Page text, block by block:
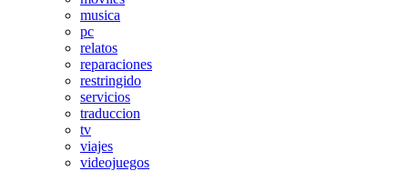
musica
pc
relatos
reparaciones
restringido
servicios
traduccion
tv
viajes
videojuegos